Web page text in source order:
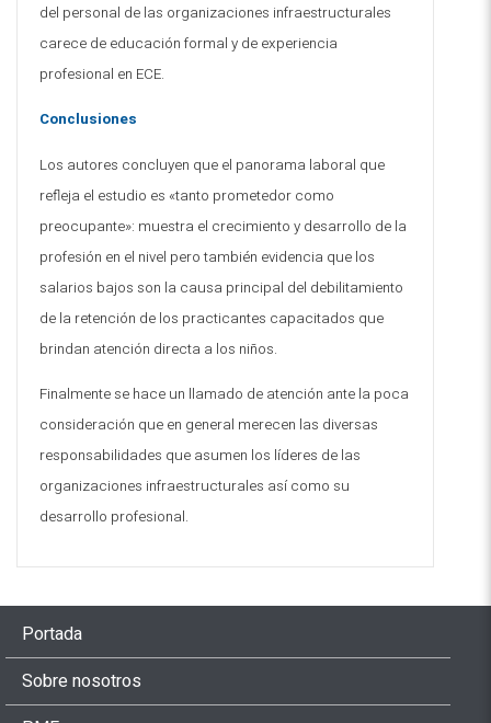
del personal de las organizaciones infraestructurales
carece de educación formal y de experiencia
profesional en ECE.
Conclusiones
Los autores concluyen que el panorama laboral que
refleja el estudio es «tanto prometedor como
preocupante»: muestra el crecimiento y desarrollo de la
profesión en el nivel pero también evidencia que los
salarios bajos son la causa principal del debilitamiento
de la retención de los practicantes capacitados que
brindan atención directa a los niños.
Finalmente se hace un llamado de atención ante la poca
consideración que en general merecen las diversas
responsabilidades que asumen los líderes de las
organizaciones infraestructurales así como su
desarrollo profesional.
Portada
Sobre nosotros